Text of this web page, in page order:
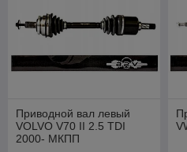
Приводной вал левый
VOLVO V70 II 2.5 TDI
2000- МКПП